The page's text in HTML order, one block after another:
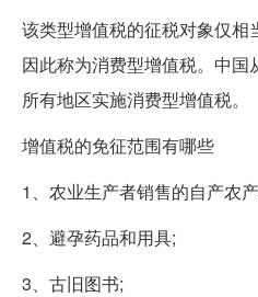
该类型增值税的征税对象仅相
因此称为消费型增值税。中
所有地区实施消费型增值税。
增值税的免征范围有哪些
1、农业生产者销售的自产农
2、避孕药品和用具;
3、古旧图书;